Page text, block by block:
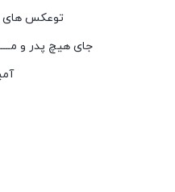
توعکس
جای هیچ پدر و